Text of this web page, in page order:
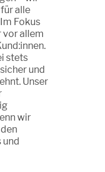
alle
Fokus
vor allem
stets
und
Unser
wir